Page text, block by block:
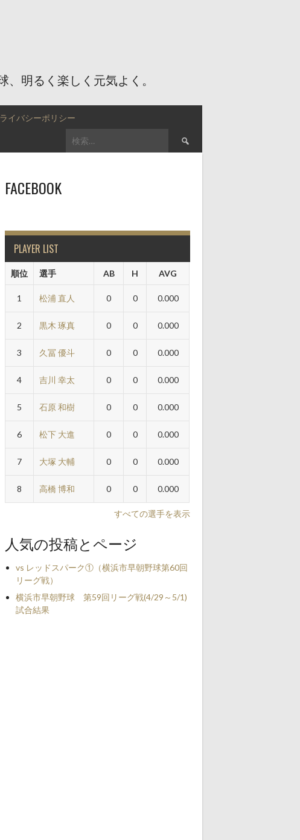
明るく楽しく元気よく。
イバシーポリシー
FACEBOOK
PLAYER LIST
順位 選手 AB H AVG
1 松浦 直人 0 0 0.000
2 黒木 琢真 0 0 0.000
3 久冨 優斗 0 0 0.000
4 吉川 幸太 0 0 0.000
5 石原 和樹 0 0 0.000
6 松下 大進 0 0 0.000
7 大塚 大輔 0 0 0.000
8 高橋 博和 0 0 0.000
すべての選手を表示
人気の投稿とページ
vs レッドスパーク①（横浜市早朝野球第60回
リーグ戦）
横浜市早朝野球 第59回リーグ戦(4/29～5/1)
試合結果